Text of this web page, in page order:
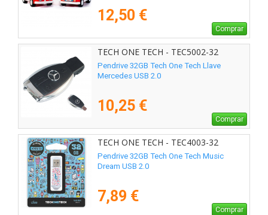
12,50 €
Comprar
TECH ONE TECH - TEC5002-32
Pendrive 32GB Tech One Tech Llave
Mercedes USB 2.0
10,25 €
Comprar
TECH ONE TECH - TEC4003-32
Pendrive 32GB Tech One Tech Music
Dream USB 2.0
7,89 €
Comprar